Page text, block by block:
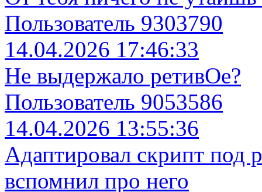
Пользователь 9303790
14.04.2026 17:46:33
Не выдержало ретивОе?
Пользователь 9053586
14.04.2026 13:55:36
Адаптировал скрипт под
вспомнил про него